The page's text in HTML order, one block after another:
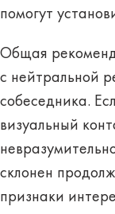
помогут
Общая
с нейтральной
собеседника.
визуальный
склонен
признаки